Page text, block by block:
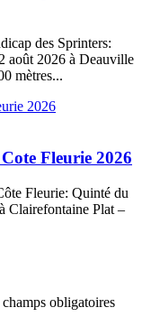
des Sprinters:
août 2026 à Deauville
mètres...
Fleurie 2026
Fleurie: Quinté du
Clairefontaine Plat –
obligatoires